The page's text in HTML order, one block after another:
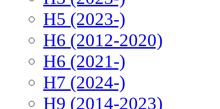
H5 (2023-)
H6 (2012-2020)
H6 (2021-)
H7 (2024-)
H9 (2014-2023)